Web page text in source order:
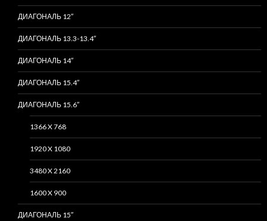
ДИАГОНАЛЬ 12″
ДИАГОНАЛЬ 13.3-13.4″
ДИАГОНАЛЬ 14″
ДИАГОНАЛЬ 15.4″
ДИАГОНАЛЬ 15.6″
1366 X 768
1920 X 1080
3480 X 2160
1600 X 900
ДИАГОНАЛЬ 15″